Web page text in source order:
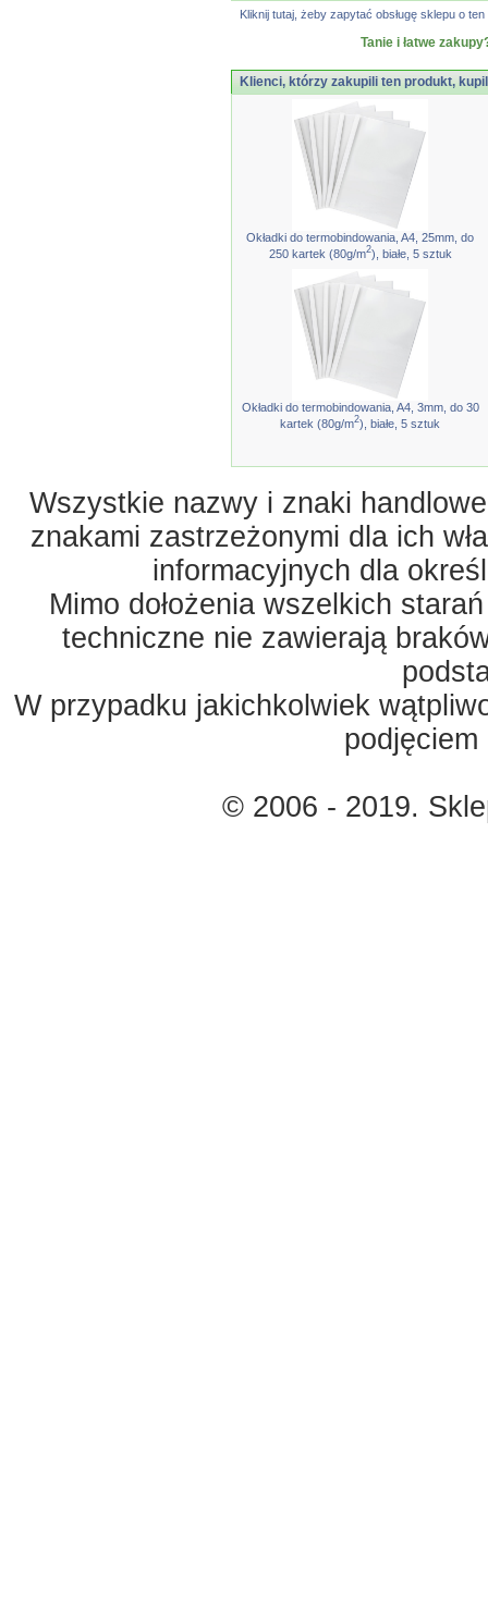
Kliknij tutaj, żeby zapytać obsługę sklepu o
Tanie i łatwe
Klienci, którzy zakupili ten produkt,
Okładki do termobindowania, A4, 25mm, do
250 kartek (80g/m2), białe, 5 sztuk
Okładki do termobindowania, A4, 3mm, do 30
kartek (80g/m2), białe, 5 sztuk
Wszystkie nazwy i znaki
znakami zastrzeżonymi dla ich
informacyjnych dla
Mimo dołożenia wszelkich
techniczne nie zawierają
W przypadku jakichkolwiek
© 2006 - 2019.